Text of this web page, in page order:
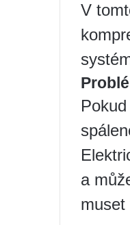
V
a
muset